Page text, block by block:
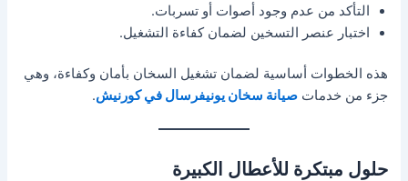
التأكد من عدم وجود أصوات أو تسربات.
اختبار عنصر التسخين لضمان كفاءة التشغيل.
هذه الخطوات أساسية لضمان تشغيل السخان بأمان وكفاءة، وهي
جزء من خدماتصيانة سخان يونيفرسال في كورنيش.
حلول مبتكرة للأعطال الكبيرة